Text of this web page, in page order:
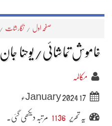
صفحہ اول / نگارشات /
خاموش تماشائی/یوحنا جان
مکالمہ
17 January 2024ء
یہ تحریر 1136 مرتبہ دیکھی گئی۔